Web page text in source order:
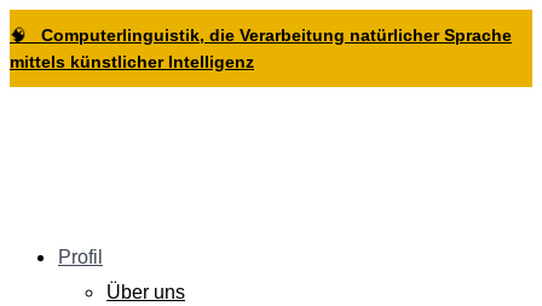
Zur
Hauptnavigation
springen
Zum
Inhalt
springen
Zum
Footer
springen
🧠 Computerlinguistik, die Verarbeitung natürlicher Sprache
mittels künstlicher Intelligenz
Profil
Über uns